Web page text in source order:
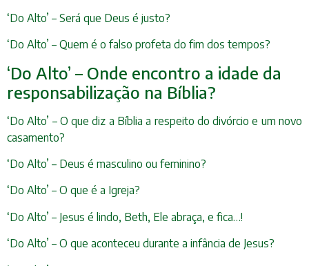
‘Do Alto’ – Será que Deus é justo?
‘Do Alto’ – Quem é o falso profeta do fim dos tempos?
‘Do Alto’ – Onde encontro a idade da
responsabilização na Bíblia?
‘Do Alto’ – O que diz a Bíblia a respeito do divórcio e um novo
casamento?
‘Do Alto’ – Deus é masculino ou feminino?
‘Do Alto’ – O que é a Igreja?
‘Do Alto’ – Jesus é lindo, Beth, Ele abraça, e fica…!
‘Do Alto’ – O que aconteceu durante a infância de Jesus?